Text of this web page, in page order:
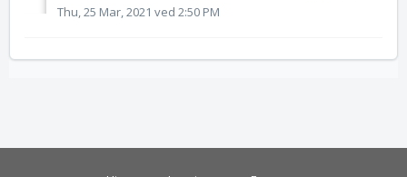
Thu, 25 Mar, 2021 ved 2:50 PM